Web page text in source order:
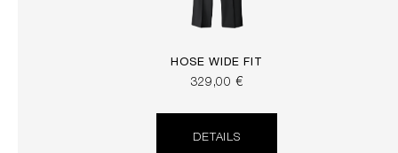
HOSE WIDE FIT
329,00 €
DETAILS